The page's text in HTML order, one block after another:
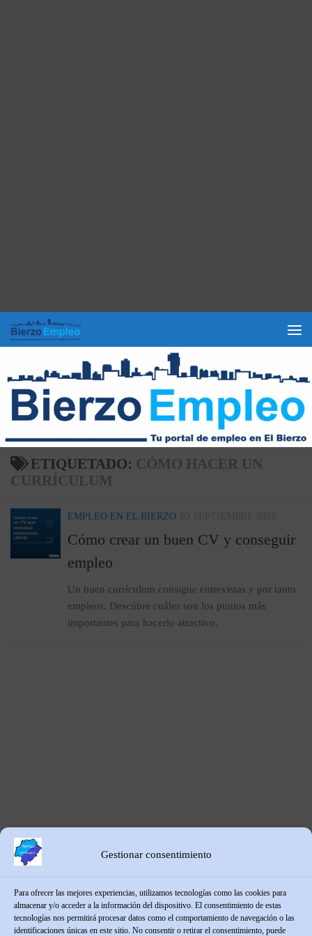
Gestionar consentimiento
Para ofrecer las mejores experiencias, utilizamos tecnologías como las cookies para
almacenar y/o acceder a la información del dispositivo. El consentimiento de estas
tecnologías nos permitirá procesar datos como el comportamiento de navegación o las
identificaciones únicas en este sitio. No consentir o retirar el consentimiento, puede
ETIQUETADO: CÓMO HACER UN
CURRÍCULUM
EMPLEO EN EL BIERZO
Cómo crear un buen CV y conseguir
empleo
Un buen currículum consigue entrevistas y por tanto
empleos. Descúbre cuáles son los puntos más
importantes para hacerlo atractivo.